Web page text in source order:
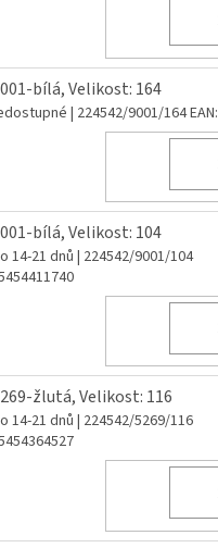
bílá, Velikost: 164
| 224542/9001/164EAN:
bílá, Velikost: 104
14-21 dnů | 224542/9001/104
žlutá, Velikost: 116
14-21 dnů | 224542/5269/116